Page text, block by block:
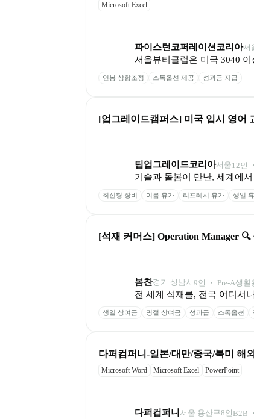
Microsoft Excel
파이스턴코퍼레이션코리아서
서울뷰티클럽은 미국 3040
연봉 상향조정 스톡옵션 제공 성과금 지급
[업그레이드캠퍼스] 미국 입시 영어
팀업그레이드코리아서울12인
기술과 돌봄이 만난, 세계에
최신형 장비 여름 휴가 리프레시 휴가 생일
[석재 커머스] Operation Manager 🔍
봄찬경기 성남시 9인 ‧ Pre-A생활
전 세계 석재를, 전국 어디서
생일 상여금 명절 상여금 성과급 스톡옵션
다퍼컴퍼니-일본/대만/중국/북미 해
Microsoft Word
Microsoft Excel PowerPoint
다퍼컴퍼니 서울 용산구8인 B2B